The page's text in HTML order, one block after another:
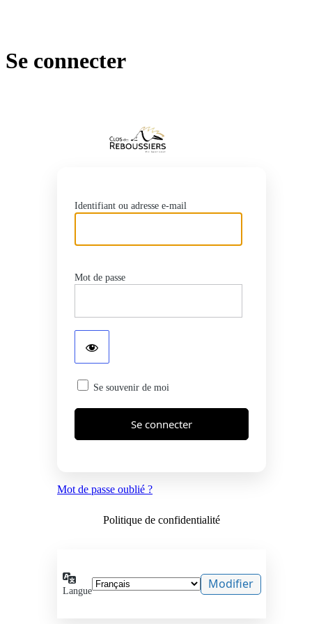
Se connecter
Identifiant ou adresse e-mail
Mot de passe
Se souvenir de moi
Mot de passe oublié ?
Politique de confidentialité
Langue